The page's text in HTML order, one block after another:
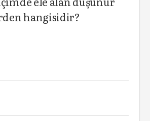
hangisidir?